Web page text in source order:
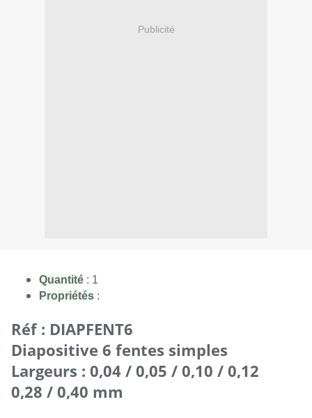
Publicité
Quantité : 1
Propriétés :
Réf : DIAPFENT6
Diapositive 6 fentes simples
Largeurs : 0,04 / 0,05 / 0,10 / 0,12
0,28 / 0,40 mm